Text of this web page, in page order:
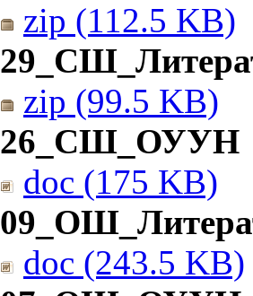
zip (112.5 KB)
zip (99.5 KB)
26_СШ_ОУУН
doc (175 KB)
doc (243.5 KB)